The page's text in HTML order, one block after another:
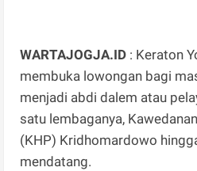
WARTAJOGJA.ID : Keraton
membuka lowongan bagi
menjadi abdi dalem atau
satu lembaganya,
(KHP) Kridhomardowo
mendatang.